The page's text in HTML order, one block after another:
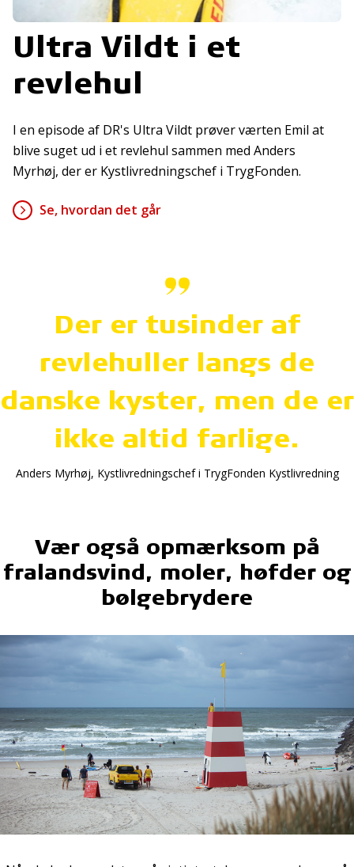
Ultra Vildt i et
revlehul
I en episode af DR's Ultra Vildt prøver værten Emil at
blive suget ud i et revlehul sammen med Anders
Myrhøj, der er Kystlivredningschef i TrygFonden.
Se, hvordan det går
Der er tusinder af
revlehuller langs de
danske kyster, men de er
ikke altid farlige.
Anders Myrhøj, Kystlivredningschef i TrygFonden Kystlivredning
Vær også opmærksom på
fralandsvind, moler, høfder og
bølgebrydere